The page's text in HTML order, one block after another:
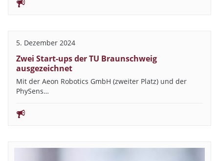
5. Dezember 2024
Zwei Start-ups der TU Braunschweig
ausgezeichnet
Mit der Aeon Robotics GmbH (zweiter Platz) und der
PhySens…